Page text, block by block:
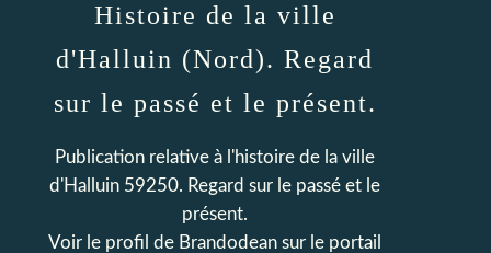
Histoire de la ville
d'Halluin (Nord). Regard
sur le passé et le présent.
Publication relative à l'histoire de la ville
d'Halluin 59250. Regard sur le passé et le
présent.
Voir le profil de Brandodean sur le portail